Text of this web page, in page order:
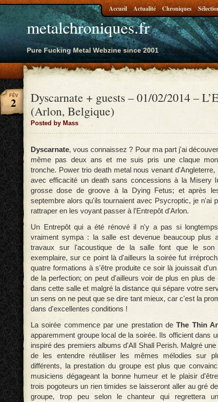
metalchroniques.fr
Pure Fucking Metal Webzine since 2001
Accueil Actualité Chroniques
Dyscarnate + guests – 01/02/2014 –
(Arlon, Belgique)
Posted by Mass
FÉV
2
Dyscarnate, vous connaissez ? Pour ma part j'ai
même pas deux ans et me suis pris une claque
tronche. Power trio death metal nous venant
avec efficacité un death sans concessions à la Misery
grosse dose de groove à la Dying Fetus; et après
septembre alors qu'ils tournaient avec Psycroptic, je n'ai
rattraper en les voyant passer à l'Entrepôt d'Arlon.
Un Entrepôt qui a été rénové il n'y a pas si
vraiment sympa : la salle est devenue beaucoup plus
travaux sur l'acoustique de la salle font que le
exemplaire, sur ce point là d'ailleurs la soirée fut
quatre formations à s'être produite ce soir là jouissait
de la perfection; on peut d'ailleurs voir de plus en plus
dans cette salle et malgré la distance qui sépare votre
un sens on ne peut que se dire tant mieux, car c'est la
dans d'excellentes conditions !
La soirée commence par une prestation deThe Thin
apparemment groupe local de la soirée. Ils officient dans
inspiré des premiers albums d'All Shall Perish. Malgré
de les entendre réutiliser les mêmes mélodies sur
différents, la prestation du groupe est plus que
musiciens dégageant la bonne humeur et le plaisir
trois pogoteurs un rien timides se laisseront aller au gré
groupe, trop peu selon le chanteur qui regrettera